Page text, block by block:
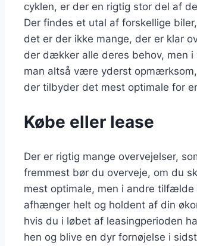
cyklen, er der en rigtig stor del af
Der findes et utal af forskellige
det er der ikke mange, der er klar
der dækker alle deres behov, men
man altså være yderst
der tilbyder det mest optimale for
Købe eller lease
Der er rigtig mange overvejelser,
fremmest bør du overveje, om du
mest optimale, men i andre
afhænger helt og holdent af din
hvis du i løbet af leasingperioden
hen og blive en dyr fornøjelse i